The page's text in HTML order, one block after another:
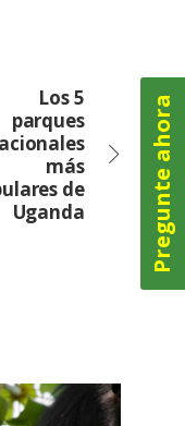
Los 5
parques
más
de
Uganda
Pregunte ahora